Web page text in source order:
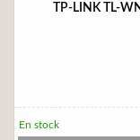
TP-LINK TL-
En stock